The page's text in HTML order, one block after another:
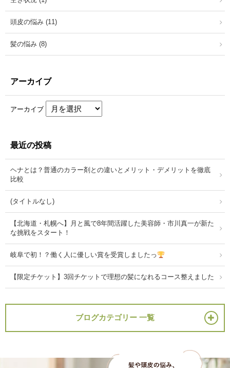
頭皮の悩み (11)
髪の悩み (8)
アーカイブ
アーカイブ
最近の投稿
ヘナとは？普通のカラー剤との違いとメリット・デメリットを徹底
比較
(タイトルなし)
【北海道・札幌へ】月と風で8年間活躍した美容師・市川真一が新た
な挑戦をスタート！
岐阜で初！？働く人に優しい賞を受賞しましたっ
【限定チケット】3回チケットで理想の髪になれるコース整えました
ブログカテゴリー 一覧